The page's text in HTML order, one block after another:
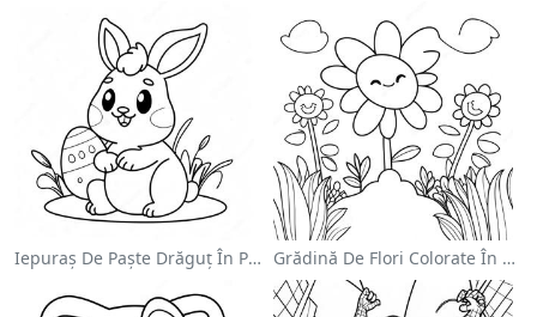
Iepuraș De Paște Drăguț În Pagină De Colorat Grădină De Flori Colorate În Pagină De Colorat